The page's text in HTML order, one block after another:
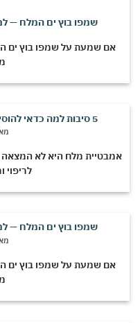
שמפו בוץ ים המלח —
אם שמעת על שמפו בוץ ים
5 סיבות למה כדאי להוסיף מלח ים המלח לאמבטיה שלך
מאי 24,
אמבטיית מלח היא לא
לריפוי
שמפו בוץ ים המלח —
מאי 24,
אם שמעת על שמפו בוץ ים